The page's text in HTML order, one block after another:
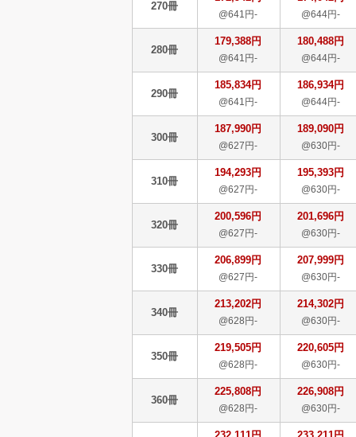
270冊
@641円- @644円-
280冊
179,388円
@641円-
180,488円
@644円-
290冊
185,834円
@641円-
186,934円
@644円-
300冊
187,990円
@627円-
189,090円
@630円-
310冊
194,293円
@627円-
195,393円
@630円-
320冊
200,596円
@627円-
201,696円
@630円-
330冊
206,899円
@627円-
207,999円
@630円-
340冊
213,202円
@628円-
214,302円
@630円-
350冊
219,505円
@628円-
220,605円
@630円-
360冊
225,808円
@628円-
226,908円
@630円-